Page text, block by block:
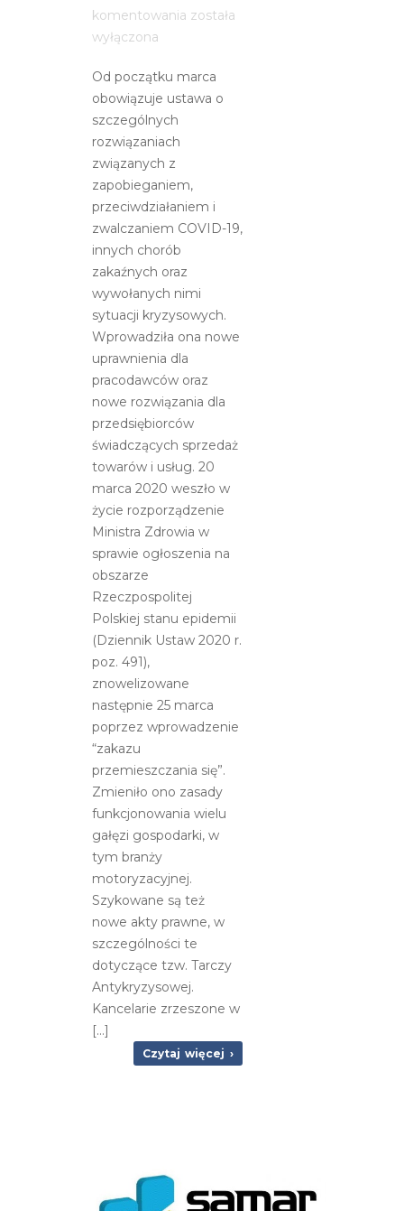
komentowania Aktualizacja!
zapoznania
się
dla
przedsiębiorców
w
koronawirusem
została
wyłączona
Od początku marca
obowiązuje ustawa o
szczególnych
rozwiązaniach
związanych z
zapobieganiem,
przeciwdziałaniem i
zwalczaniem COVID-19,
innych chorób
zakaźnych oraz
wywołanych nimi
sytuacji kryzysowych.
Wprowadziła ona nowe
uprawnienia dla
pracodawców oraz
nowe rozwiązania dla
przedsiębiorców
świadczących sprzedaż
towarów i usług. 20
marca 2020 weszło w
życie rozporządzenie
Ministra Zdrowia w
sprawie ogłoszenia na
obszarze
Rzeczpospolitej
Polskiej stanu epidemii
(Dziennik Ustaw 2020 r.
poz. 491),
znowelizowane
następnie 25 marca
poprzez wprowadzenie
“zakazu
przemieszczania się”.
Zmieniło ono zasady
funkcjonowania wielu
gałęzi gospodarki, w
tym branży
motoryzacyjnej.
Szykowane są też
nowe akty prawne, w
szczególności te
dotyczące tzw. Tarczy
Antykryzysowej.
Kancelarie zrzeszone w
[…]
Czytaj więcej ›